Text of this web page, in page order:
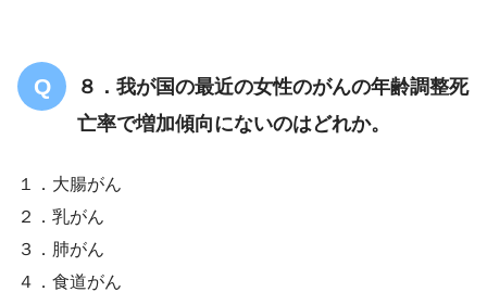
８．我が国の最近の女性のがんの年齢調整死
亡率で増加傾向にないのはどれか。
１．大腸がん
２．乳がん
３．肺がん
４．食道がん